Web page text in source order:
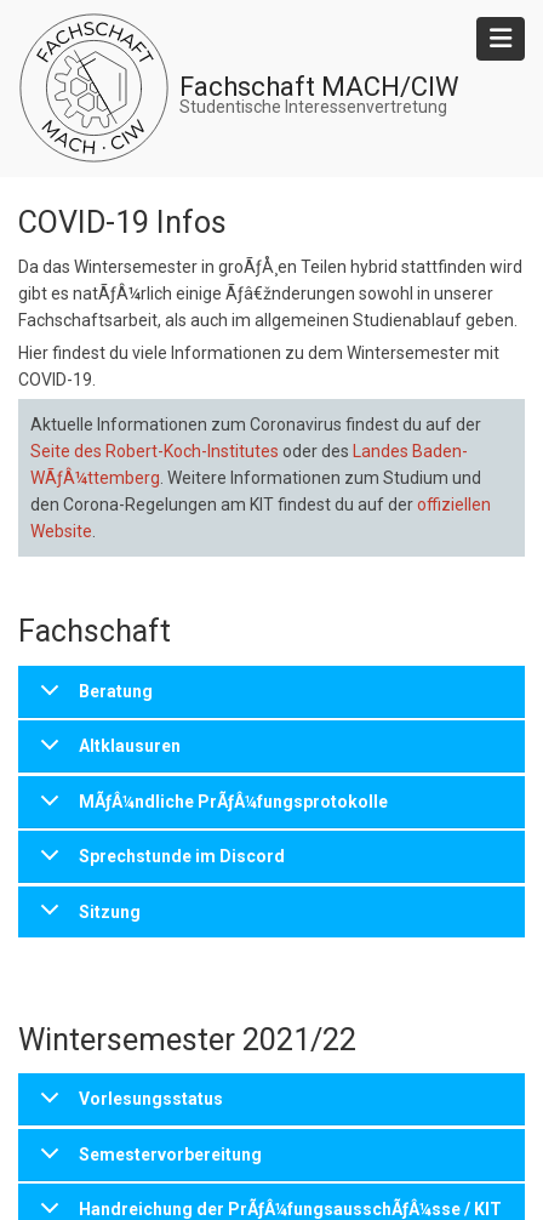
zum
Inhalt
Fachschaft MACH/CIW
Studentische Interessenvertretung
COVID-19 Infos
Da das Wintersemester in groÃƒÅ¸en Teilen hybrid stattfinden wird
gibt es natÃƒÂ¼rlich einige Ãƒâ€žnderungen sowohl in unserer
Fachschaftsarbeit, als auch im allgemeinen Studienablauf geben.
Hier findest du viele Informationen zu dem Wintersemester mit
COVID-19.
Aktuelle Informationen zum Coronavirus findest du auf der
Seite des Robert-Koch-Institutes oder des
Landes Baden-
WÃƒÂ¼ttemberg . Weitere Informationen zum Studium und
den Corona-Regelungen am KIT findest du auf deroffiziellen
Website
Fachschaft
Beratung
Altklausuren
MÃƒÂ¼ndliche PrÃƒÂ¼fungsprotokolle
Sprechstunde im Discord
Sitzung
Wintersemester 2021/22
Vorlesungsstatus
Semestervorbereitung
Handreichung der PrÃƒÂ¼fungsausschÃƒÂ¼sse / KIT